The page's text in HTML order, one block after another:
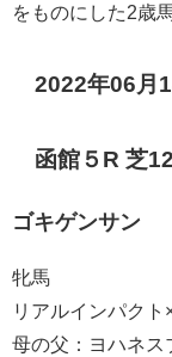
をものにした2歳
2022年06月
函館５R 芝
ゴキゲンサン
牝馬
リアルインパクト
母の父：ヨハネス